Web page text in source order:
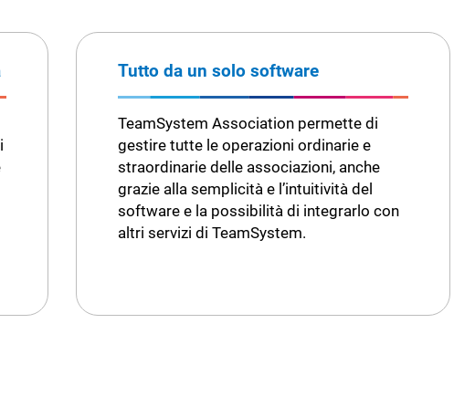
Tutto da un solo software
TeamSystem Association permette di
gestire tutte le operazioni ordinarie e
straordinarie delle associazioni, anche
grazie alla semplicità e l’intuitività del
software e la possibilità di integrarlo con
altri servizi di TeamSystem.